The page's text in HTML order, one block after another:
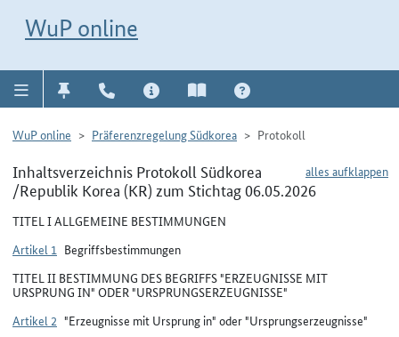
WuP online
WuP online Präferenzregelung Südkorea Protokoll
alles aufklappen
Inhaltsverzeichnis Protokoll Südkorea
/Republik Korea (KR) zum Stichtag 06.05.2026
TITEL I ALLGEMEINE BESTIMMUNGEN
Artikel 1 Begriffsbestimmungen
TITEL II BESTIMMUNG DES BEGRIFFS "ERZEUGNISSE MIT
URSPRUNG IN" ODER "URSPRUNGSERZEUGNISSE"
Artikel 2 "Erzeugnisse mit Ursprung in" oder "Ursprungserzeugnisse"